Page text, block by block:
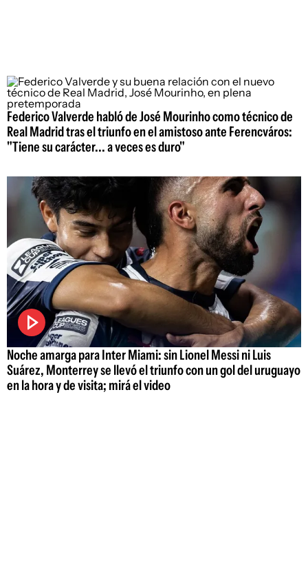
Federico Valverde habló de José Mourinho como técnico de
Real Madrid tras el triunfo en el amistoso ante Ferencváros:
"Tiene su carácter... a veces es duro"
Noche amarga para Inter Miami: sin Lionel Messi ni Luis
Suárez, Monterrey se llevó el triunfo con un gol del uruguayo
en la hora y de visita; mirá el video